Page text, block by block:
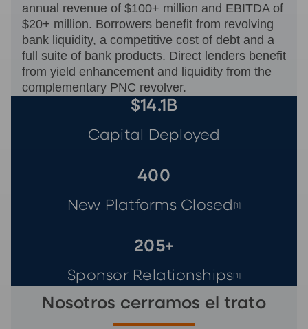
annual revenue of $100+ million and EBITDA of
$20+ million. Borrowers benefit from revolving
bank liquidity, a competitive cost of debt and a
full suite of bank products. Direct lenders benefit
from yield enhancement and liquidity from the
complementary PNC revolver.
$14.1B
Capital Deployed
400
New Platforms Closed [1]
205+
Sponsor Relationships [1]
Nosotros cerramos el trato